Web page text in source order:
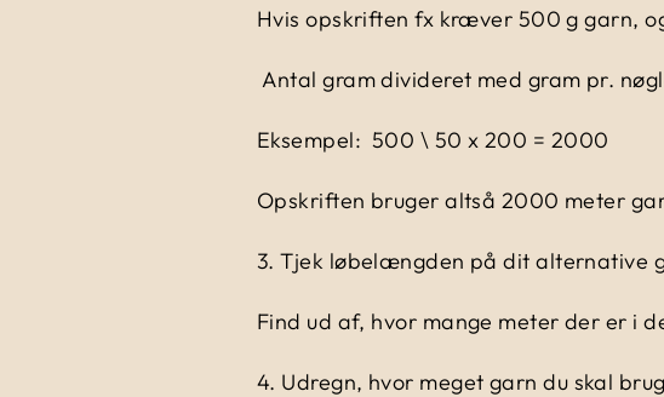
Hvis opskriften fx kræver 500 g garn,
Antal gram divideret med gram pr.
Eksempel: 500 \ 50 x 200 = 2000
Opskriften bruger altså 2000 meter
3. Tjek løbelængden på dit alternative
Find ud af, hvor mange meter der er i
4. Udregn, hvor meget garn du skal